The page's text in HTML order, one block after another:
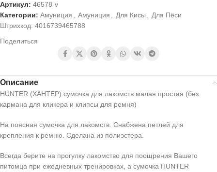
Артикул: 46578-v
Категории: Амуниция Амуниция Для Кисы
Для Пёси
Штрихкод: 4016739465788
Поделиться
Описание
HUNTER (ХАНТЕР) сумочка для лакомств малая простая (без
кармана для кликера и клипсы для ремня)
На поясная сумочка для лакомств. Снабжена петлей для
крепления к ремню. Сделана из полиэстера.
Всегда берите на прогулку лакомство для поощрения Вашего
питомца при ежедневных тренировках, а сумочка HUNTER